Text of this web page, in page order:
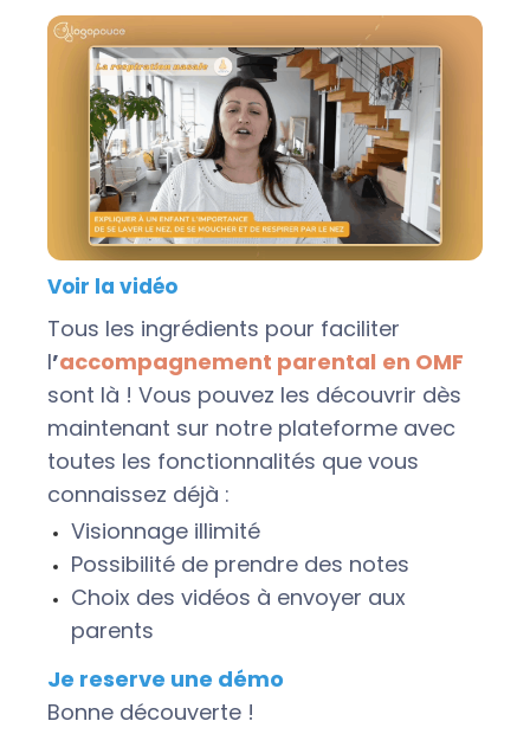
Voir la vidéo
Tous les ingrédients pour faciliter
l’accompagnement parental en OMF
sont là ! Vous pouvez les découvrir dès
maintenant sur notre plateforme avec
toutes les fonctionnalités que vous
connaissez déjà :
Visionnage illimité
Possibilité de prendre des notes
Choix des vidéos à envoyer aux
parents
Je reserve une démo
Bonne découverte !